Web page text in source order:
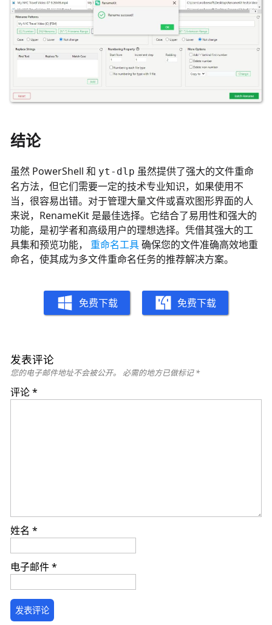
结论
虽然 PowerShell 和 yt-dlp 虽然提供了强大的文件重命
名方法，但它们需要一定的技术专业知识，如果使用不
当，很容易出错。对于管理大量文件或喜欢图形界面的人
来说，RenameKit 是最佳选择。它结合了易用性和强大的
功能，是初学者和高级用户的理想选择。凭借其强大的工
具集和预览功能， 重命名工具确保您的文件准确高效地重
命名，使其成为多文件重命名任务的推荐解决方案。
免费下载 免费下载
发表评论
您的电子邮件地址不会被公开。 必需的地方已做标记*
评论*
姓名 *
电子邮件*